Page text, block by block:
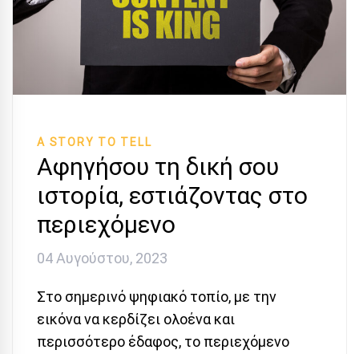
A STORY TO TELL
Αφηγήσου τη δική σου
ιστορία, εστιάζοντας στο
περιεχόμενο
04 Αυγούστου, 2023
Στο σημερινό ψηφιακό τοπίο, με την
εικόνα να κερδίζει ολοένα και
περισσότερο έδαφος, το περιεχόμενο